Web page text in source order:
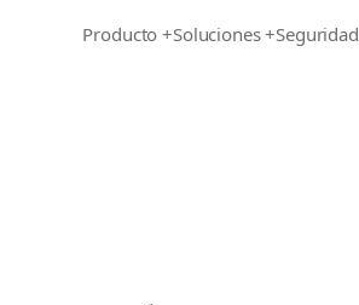
Producto +Soluciones+Seguridad